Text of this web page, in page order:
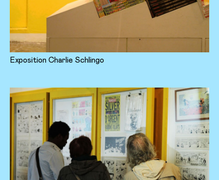
Exposition Charlie Schlingo